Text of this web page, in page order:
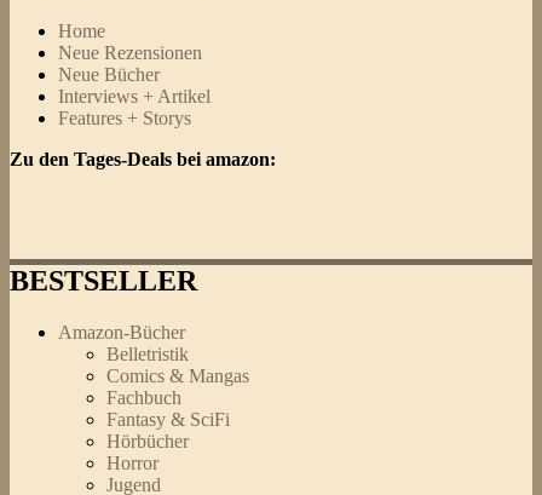
Home
Neue Rezensionen
Neue Bücher
Interviews + Artikel
Features + Storys
Zu den Tages-Deals bei amazon:
BESTSELLER
Amazon-Bücher
Belletristik
Comics & Mangas
Fachbuch
Fantasy & SciFi
Hörbücher
Horror
Jugend